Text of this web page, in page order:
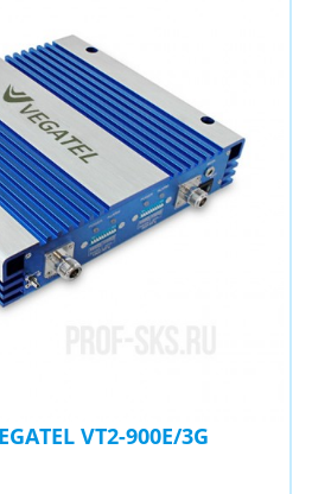
VT2-900E/3G